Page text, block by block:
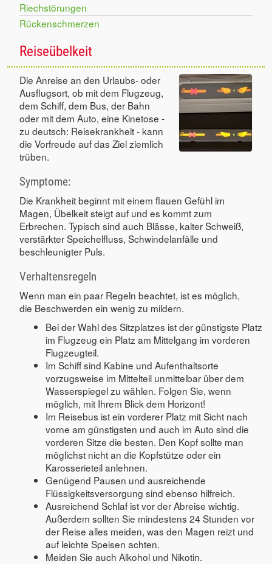
Riechstörungen
Rückenschmerzen
Reiseübelkeit
Die Anreise an den Urlaubs- oder
Ausflugsort, ob mit dem Flugzeug,
dem Schiff, dem Bus, der Bahn
oder mit dem Auto, eine Kinetose -
zu deutsch: Reisekrankheit - kann
die Vorfreude auf das Ziel ziemlich
trüben.
Symptome:
Die Krankheit beginnt mit einem flauen Gefühl im
Magen, Übelkeit steigt auf und es kommt zum
Erbrechen. Typisch sind auch Blässe, kalter Schweiß,
verstärkter Speichelfluss, Schwindelanfälle und
beschleunigter Puls.
Verhaltensregeln
Wenn man ein paar Regeln beachtet, ist es möglich,
die Beschwerden ein wenig zu mildern.
Bei der Wahl des Sitzplatzes ist der günstigste Platz
im Flugzeug ein Platz am Mittelgang im vorderen
Flugzeugteil.
Im Schiff sind Kabine und Aufenthaltsorte
vorzugsweise im Mittelteil unmittelbar über dem
Wasserspiegel zu wählen. Folgen Sie, wenn
möglich, mit Ihrem Blick dem Horizont!
Im Reisebus ist ein vorderer Platz mit Sicht nach
vorne am günstigsten und auch im Auto sind die
vorderen Sitze die besten. Den Kopf sollte man
möglichst nicht an die Kopfstütze oder ein
Karosserieteil anlehnen.
Genügend Pausen und ausreichende
Flüssigkeitsversorgung sind ebenso hilfreich.
Ausreichend Schlaf ist vor der Abreise wichtig.
Außerdem sollten Sie mindestens 24 Stunden vor
der Reise alles meiden, was den Magen reizt und
auf leichte Speisen achten.
Meiden Sie auch Alkohol und Nikotin.